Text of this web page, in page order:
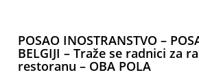
POSAO INOSTRANSTVO –
BELGIJI – Traže se radnici za
restoranu – OBA POLA